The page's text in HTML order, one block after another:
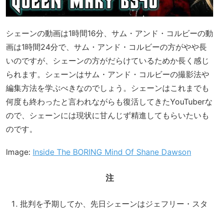
シェーンの動画は1時間16分、サム・アンド・コルビーの動
画は1時間24分で、サム・アンド・コルビーの方がやや長
いのですが、シェーンの方がだらけているためか長く感じ
られます。シェーンはサム・アンド・コルビーの撮影法や
編集方法を学ぶべきなのでしょう。シェーンはこれまでも
何度も終わったと言われながらも復活してきたYouTuberな
ので、シェーンには現状に甘んじず精進してもらいたいも
のです。
Image: Inside The BORING Mind Of Shane Dawson
注
批判を予期してか、先日シェーンはジェフリー・スタ